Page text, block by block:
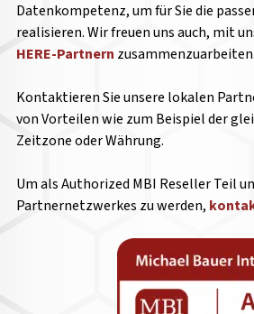
Datenkompetenz, um für Sie die
realisieren. Wir freuen uns auch, mit
HERE-Partnern zusammenzuarbeiten.
Kontaktieren Sie unsere lokalen
von Vorteilen wie zum Beispiel der
Zeitzone oder Währung.
Um als Authorized MBI Reseller Teil
Partnernetzwerkes zu werden,